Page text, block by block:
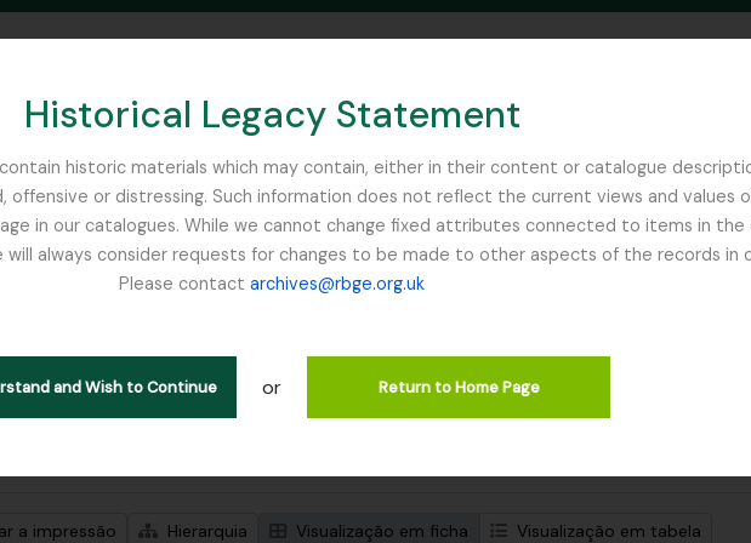
Historical Legacy Statement
historic materials which may contain, either in their content or catalogue
or distressing. Such information does not reflect the current views and values of
in our catalogues. While we cannot change fixed attributes connected to items in the
always consider requests for changes to be made to other aspects of the records in
Please contact archives@rbge.org.uk
and Wish to Continue or Return to Home Page
SEARCH IN BROWSE PAGE
484 resultados
de nível superior
a impressão Hierarquia Visualização em ficha
Visualização em tabela